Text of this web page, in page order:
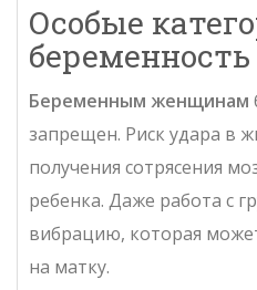
Особые
Беременным женщинам
запрещен. Риск удара в
получения сотрясения
ребенка. Даже работа с
вибрацию, которая
на матку.